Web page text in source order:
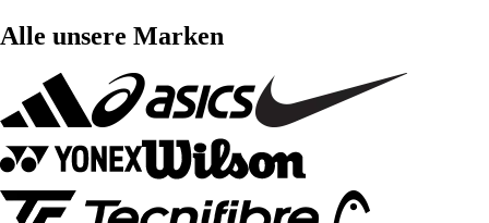
Alle unsere Marken